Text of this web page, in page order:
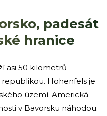
padesát
hranice
asi 50 kilometrů
Hohenfels je
území. Americká
v Bavorsku náhodou.